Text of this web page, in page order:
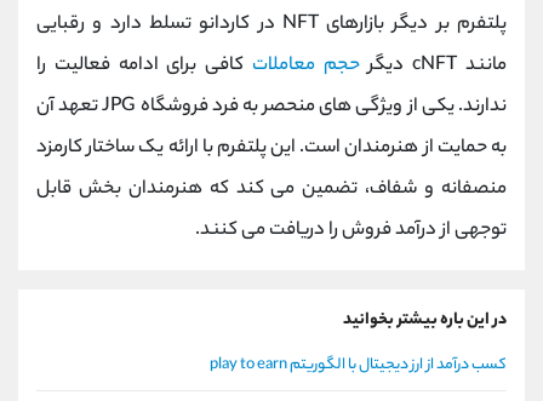
پلتفرم بر دیگر بازارهای NFT در کاردانو تسلط دارد و رقبایی
مانند cNFT دیگر
حجم معاملات کافی برای ادامه فعالیت را
ندارند. یکی از ویژگی های منحصر به فرد فروشگاه JPG تعهد آن
به حمایت از هنرمندان است. این پلتفرم با ارائه یک ساختار کارمزد
منصفانه و شفاف، تضمین می کند که هنرمندان بخش قابل
توجهی از درآمد فروش را دریافت می کنند.
در این باره بیشتر بخوانید
کسب درآمد از ارز دیجیتال با الگوریتم play to earn